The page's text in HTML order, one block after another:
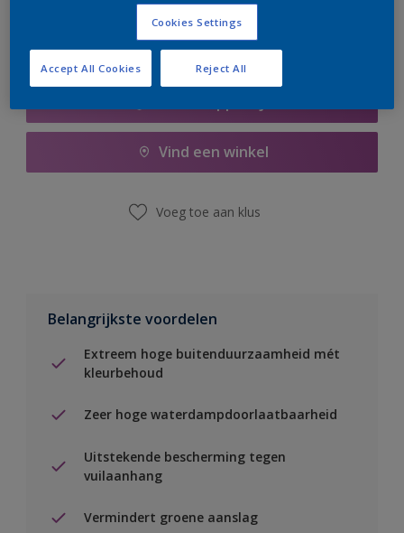
Vind een winkel
Voeg toe aan klus
Belangrijkste voordelen
Extreem hoge buitenduurzaamheid mét
kleurbehoud
Zeer hoge waterdampdoorlaatbaarheid
Uitstekende bescherming tegen
vuilaanhang
Vermindert groene aanslag
Cookies Settings
Reject All
Accept All Cookies